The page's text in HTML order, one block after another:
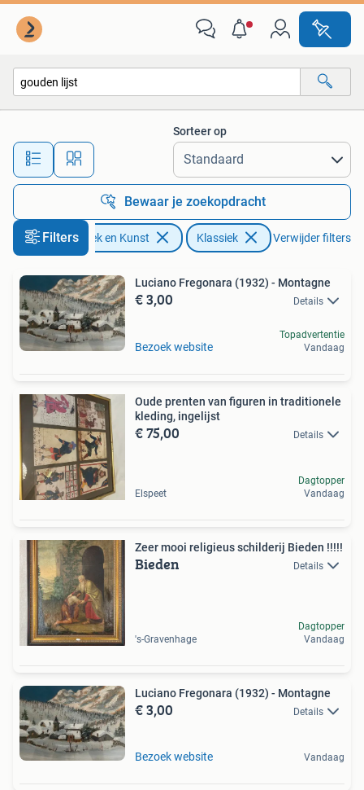
Alle afstanden…
Sorteer op
Bewaar je zoekopdracht
FiltersAntiek en Kunst Klassiek Verwijder filters
Luciano Fregonara (1932) - Montagne
€ 3,00 Details
Bezoek website
Topadvertentie
Vandaag
Oude prenten van figuren in traditionele
kleding, ingelijst
€ 75,00 Details
Elspeet
Dagtopper
Vandaag
Zeer mooi religieus schilderij Bieden !!!!!
Bieden Details
's-Gravenhage
Dagtopper
Vandaag
Luciano Fregonara (1932) - Montagne
€ 3,00 Details
Bezoek website Vandaag